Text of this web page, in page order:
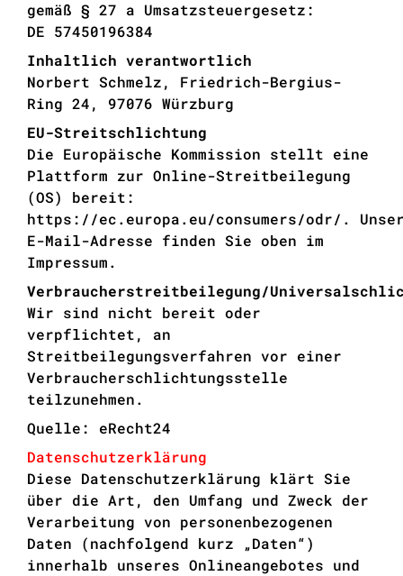
gemäß § 27 a Umsatzsteuergesetz:
DE 57450196384
Inhaltlich verantwortlich
Norbert Schmelz, Friedrich-Bergius-
Ring 24, 97076 Würzburg
EU-Streitschlichtung
Die Europäische Kommission stellt eine
Plattform zur Online-Streitbeilegung
(OS) bereit:
https://ec.europa.eu/consumers/odr/.
E-Mail-Adresse finden Sie oben im
Impressum.
Verbraucherstreitbeilegung/
Wir sind nicht bereit oder
verpflichtet, an
Streitbeilegungsverfahren vor einer
Verbraucherschlichtungsstelle
teilzunehmen.
Quelle: eRecht24
Datenschutzerklärung
Diese Datenschutzerklärung klärt Sie
über die Art, den Umfang und Zweck der
Verarbeitung von personenbezogenen
Daten (nachfolgend kurz „Daten“)
innerhalb unseres Onlineangebotes und